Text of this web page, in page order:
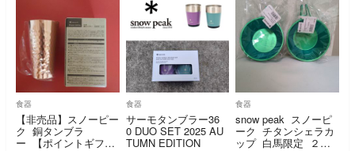
食器
【非売品】スノーピー
ク 銅タンブラ
ー 【ポイントギフ
食器
サーモタンブラー36
0 DUO SET 2025 AU
TUMN EDITION
食器
snow peak スノーピ
ーク チタンシェラカ
ップ 白馬限定 ２個